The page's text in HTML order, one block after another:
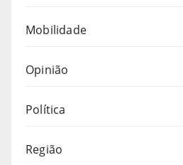
Mobilidade
Opinião
Política
Região